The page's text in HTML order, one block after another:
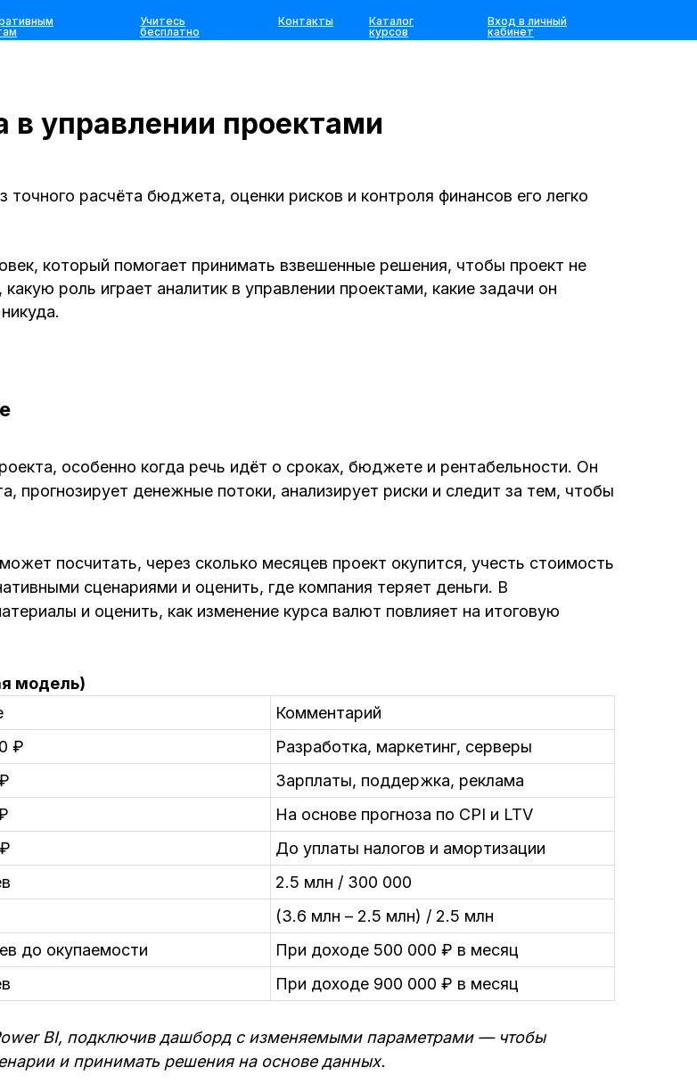
Каталог
курсов
Вход в личный
кабинет
Контакты
Учитесь
бесплатно
в управлении проектами
расчёта бюджета, оценки рисков и контроля финансов его легко
который помогает принимать взвешенные решения, чтобы проект не
роль играет аналитик в управлении проектами, какие задачи он
особенно когда речь идёт о сроках, бюджете и рентабельности. Он
прогнозирует денежные потоки, анализирует риски и следит за тем, чтобы
посчитать, через сколько месяцев проект окупится, учесть стоимость
сценариями и оценить, где компания теряет деньги. В
и оценить, как изменение курса валют повлияет на итоговую
модель)
Комментарий
₽
Разработка, маркетинг, серверы
Зарплаты, поддержка, реклама
На основе прогноза по CPI и LTV
До уплаты налогов и амортизации
2.5 млн / 300 000
(3.6 млн – 2.5 млн) / 2.5 млн
до окупаемости
При доходе 500 000 ₽ в месяц
При доходе 900 000 ₽ в месяц
BI, подключив дашборд с изменяемыми параметрами — чтобы
и принимать решения на основе данных.